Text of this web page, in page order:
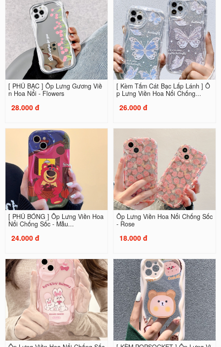
[ PHỦ BẠC ] Ốp Lưng Gương Viề
n Hoa Nổi - Flowers
28.000 đ
[ Kèm Tấm Cát Bạc Lấp Lánh ] Ố
p Lưng Viền Hoa Nổi Chống...
26.000 đ
[ PHỦ BÓNG ] Ốp Lưng Viền Hoa
Nổi Chống Sốc - Mẫu...
24.000 đ
Ốp Lưng Viền Hoa Nổi Chống Sốc
- Rose
18.000 đ